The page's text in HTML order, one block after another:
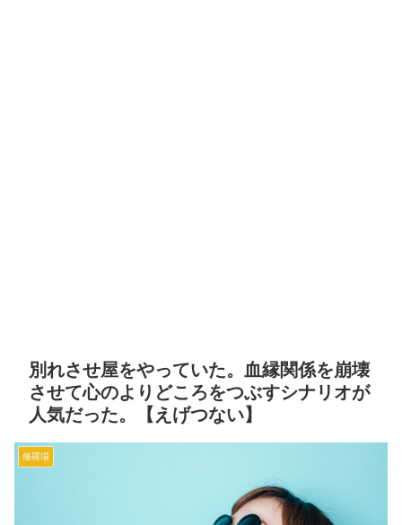
別れさせ屋をやっていた。血縁関係を崩壊
させて心のよりどころをつぶすシナリオが
人気だった。【えげつない】
修羅場